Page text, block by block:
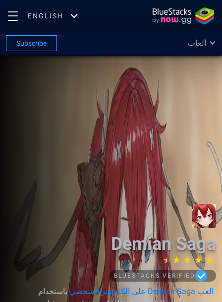
ENGLISH
ألعاب Subscribe
Demian Saga
BLUESTACKS VERIFIED
العب Demian Saga على الكمبيوتر الشخصي
باستخدام